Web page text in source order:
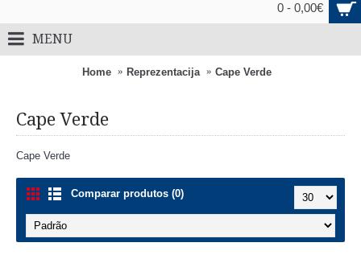
0 - 0,00€
MENU
Home Reprezentacija Cape Verde
Cape Verde
Cape Verde
Comparar produtos (0)